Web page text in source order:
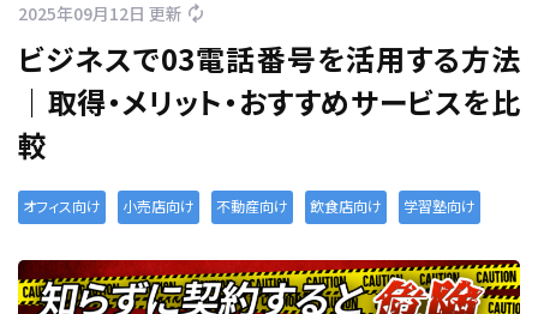
2025年09月12日 更新
ビジネスで03電話番号を活用する方法
｜取得・メリット・おすすめサービスを比
較
オフィス向け 小売店向け 不動産向け 飲食店向け 学習塾向け